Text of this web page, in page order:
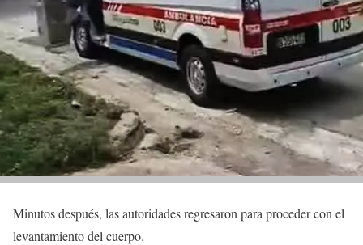
Minutos después, las autoridades regresaron para proceder con el
levantamiento del cuerpo.